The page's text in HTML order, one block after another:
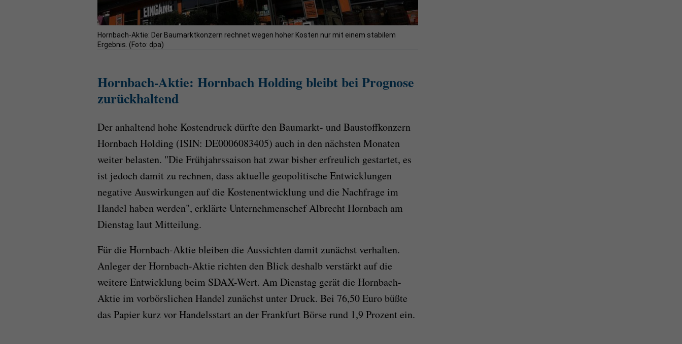
Hornbach-Aktie: Der Baumarktkonzern rechnet wegen hoher Kosten nur mit einem stabilem
Ergebnis. (Foto: dpa)
Hornbach-Aktie: Hornbach Holding bleibt bei Prognose
zurückhaltend
Der anhaltend hohe Kostendruck dürfte den Baumarkt- und Baustoffkonzern
Hornbach Holding (ISIN: DE0006083405) auch in den nächsten Monaten
weiter belasten. "Die Frühjahrssaison hat zwar bisher erfreulich gestartet, es
ist jedoch damit zu rechnen, dass aktuelle geopolitische Entwicklungen
negative Auswirkungen auf die Kostenentwicklung und die Nachfrage im
Handel haben werden", erklärte Unternehmenschef Albrecht Hornbach am
Dienstag laut Mitteilung.
Für die Hornbach-Aktie bleiben die Aussichten damit zunächst verhalten.
Anleger der Hornbach-Aktie richten den Blick deshalb verstärkt auf die
weitere Entwicklung beim SDAX-Wert. Am Dienstag gerät die Hornbach-
Aktie im vorbörslichen Handel zunächst unter Druck. Bei 76,50 Euro büßte
das Papier kurz vor Handelsstart an der Frankfurt Börse rund 1,9 Prozent ein.